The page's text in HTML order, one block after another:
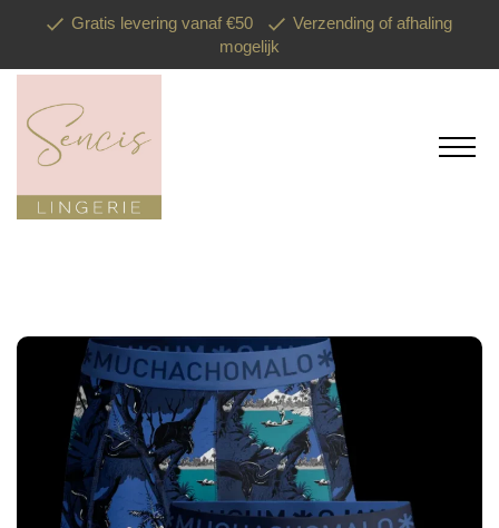
Gratis levering vanaf €50
Verzending of afhaling
mogelijk